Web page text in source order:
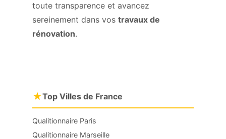
toute transparence et avancez
sereinement dans vos travaux de
rénovation.
★Top Villes de France
Qualitionnaire Paris
Qualitionnaire Marseille